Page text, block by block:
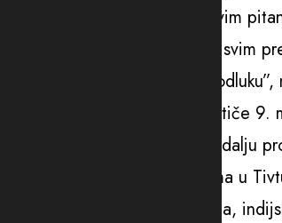
potpuna spremnost da se o svim
“Da otvoreno razgovaramo o svim
konačno donesemo zajedno
Rok za dostavljanje ponuda ističe
dostavljanje izveštaja Vladi u dalju
Na tender za zakup aerodroma u
francusko-turskog konzorcijuma,